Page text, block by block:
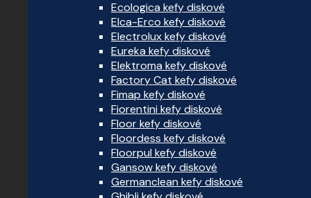
Ecologica kefy diskové
Elca-Erco kefy diskové
Electrolux kefy diskové
Eureka kefy diskové
Elektroma kefy diskové
Factory Cat kefy diskové
Fimap kefy diskové
Fiorentini kefy diskové
Floor kefy diskové
Floordess kefy diskové
Floorpul kefy diskové
Gansow kefy diskové
Germanclean kefy diskové